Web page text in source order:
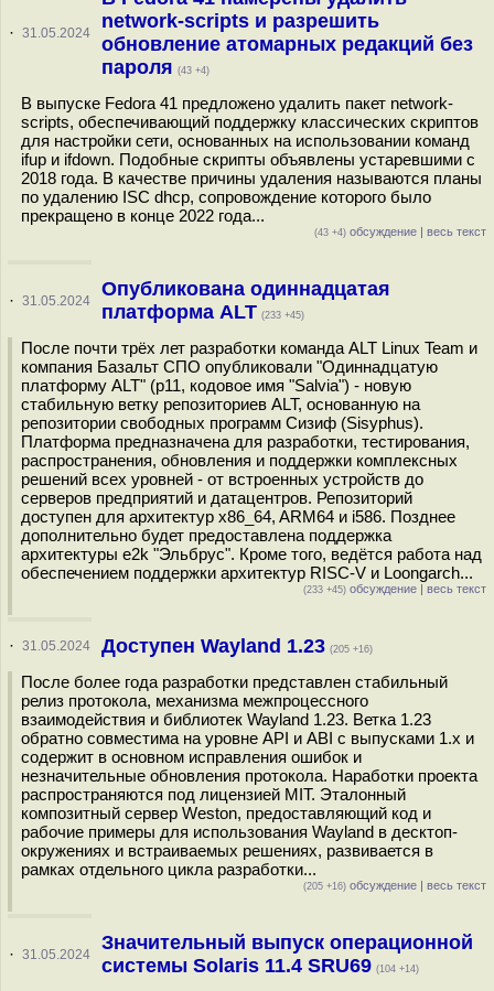
· 31.05.2024
network-scripts и разрешить
обновление атомарных редакций без
пароля (43 +4)
В выпуске Fedora 41 предложено удалить пакет network-
scripts, обеспечивающий поддержку классических скриптов
для настройки сети, основанных на использовании команд
ifup и ifdown. Подобные скрипты объявлены устаревшими с
2018 года. В качестве причины удаления называются планы
по удалению ISC dhcp, сопровождение которого было
прекращено в конце 2022 года...
(43 +4) обсуждение | весь текст
· 31.05.2024
Опубликована одиннадцатая
платформа ALT (233 +45)
После почти трёх лет разработки команда ALT Linux Team и
компания Базальт СПО опубликовали "Одиннадцатую
платформу ALT" (p11, кодовое имя "Salvia") - новую
стабильную ветку репозиториев ALT, основанную на
репозитории свободных программ Сизиф (Sisyphus).
Платформа предназначена для разработки, тестирования,
распространения, обновления и поддержки комплексных
решений всех уровней - от встроенных устройств до
серверов предприятий и датацентров. Репозиторий
доступен для архитектур x86_64, ARM64 и i586. Позднее
дополнительно будет предоставлена поддержка
архитектуры e2k "Эльбрус". Кроме того, ведётся работа над
обеспечением поддержки архитектур RISC-V и Loongarch...
(233 +45) обсуждение | весь текст
· 31.05.2024 Доступен Wayland 1.23 (205 +16)
После более года разработки представлен стабильный
релиз протокола, механизма межпроцессного
взаимодействия и библиотек Wayland 1.23. Ветка 1.23
обратно совместима на уровне API и ABI с выпусками 1.x и
содержит в основном исправления ошибок и
незначительные обновления протокола. Наработки проекта
распространяются под лицензией MIT. Эталонный
композитный сервер Weston, предоставляющий код и
рабочие примеры для использования Wayland в десктоп-
окружениях и встраиваемых решениях, развивается в
рамках отдельного цикла разработки...
(205 +16) обсуждение | весь текст
· 31.05.2024
Значительный выпуск операционной
системы Solaris 11.4 SRU69 (104 +14)